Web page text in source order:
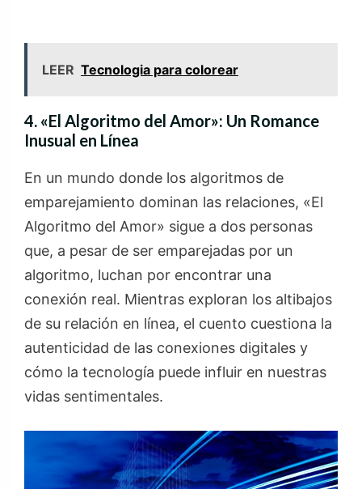
LEER Tecnologia para colorear
4. «El Algoritmo del Amor»: Un Romance
Inusual en Línea
En un mundo donde los algoritmos de
emparejamiento dominan las relaciones, «El
Algoritmo del Amor» sigue a dos personas
que, a pesar de ser emparejadas por un
algoritmo, luchan por encontrar una
conexión real. Mientras exploran los altibajos
de su relación en línea, el cuento cuestiona la
autenticidad de las conexiones digitales y
cómo la tecnología puede influir en nuestras
vidas sentimentales.